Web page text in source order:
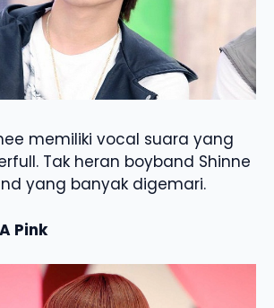
memiliki vocal suara yang
Tak heran boyband Shinne
yang banyak digemari.
Pink